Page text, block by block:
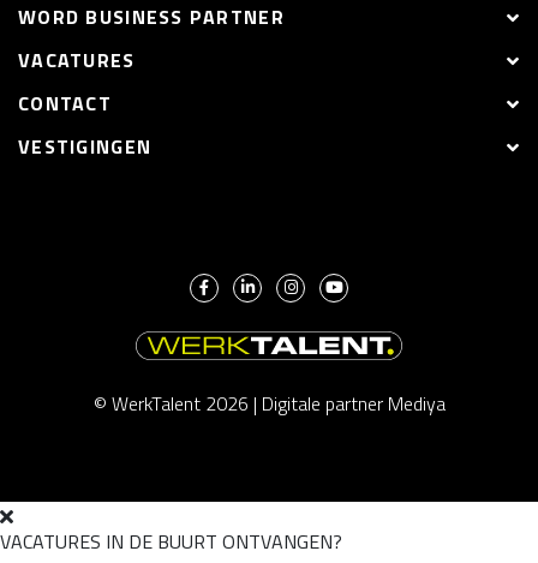
WORD BUSINESS PARTNER
VACATURES
CONTACT
VESTIGINGEN
© WerkTalent 2026 | Digitale partner Mediya
VACATURES IN DE BUURT ONTVANGEN?